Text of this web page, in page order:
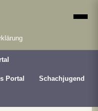
Portal Schachjugend